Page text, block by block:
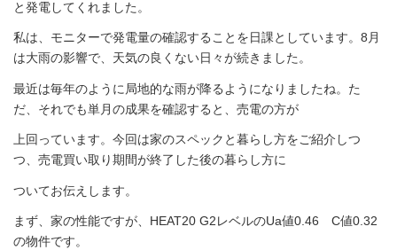
と発電してくれました。
私は、モニターで発電量の確認することを日課としています。8月
は大雨の影響で、天気の良くない日々が続きました。
最近は毎年のように局地的な雨が降るようになりましたね。た
だ、それでも単月の成果を確認すると、売電の方が
上回っています。今回は家のスペックと暮らし方をご紹介しつ
つ、売電買い取り期間が終了した後の暮らし方に
ついてお伝えします。
まず、家の性能ですが、HEAT20 G2レベルのUa値0.46 C値0.32
の物件です。